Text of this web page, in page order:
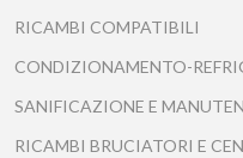
RICAMBI COMPATIBILI
CONDIZIONAMENTO-
SANIFICAZIONE E
RICAMBI BRUCIATORI E